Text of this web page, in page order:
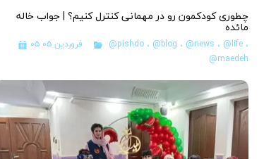
چطوری کودکمون رو در مهمانی کنترل کنیم؟ | جواب خاله
مائده
۰۵ فروردین ۰۵ @pishdo، @blog ، @news ، @life،
@maedeh